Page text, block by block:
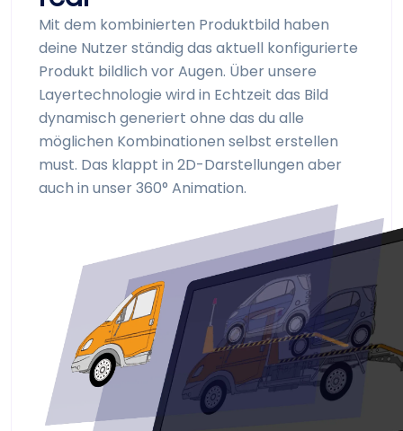
Mit dem kombinierten Produktbild haben
deine Nutzer ständig das aktuell konfigurierte
Produkt bildlich vor Augen. Über unsere
Layer­technologie wird in Echtzeit das Bild
dynamisch generiert ohne das du alle
möglichen Kombinationen selbst erstellen
must. Das klappt in 2D-Darstellungen aber
auch in unser 360° Animation.